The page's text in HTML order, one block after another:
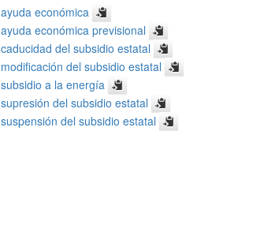
ayuda económica
ayuda económica previsional
caducidad del subsidio estatal
modificación del subsidio estatal
subsidio a la energía
supresión del subsidio estatal
suspensión del subsidio estatal